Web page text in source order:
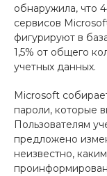
обнаружила, что
сервисов
фигурируют в
1,5% от общего
учетных данных.
Microsoft
пароли, которые
Пользователям
предложено
неизвестно,